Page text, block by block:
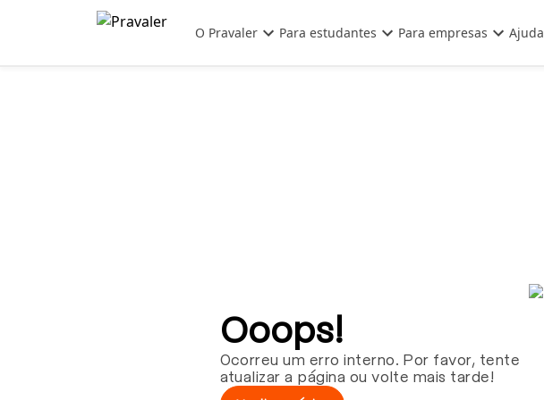
Pular para o conteúdo principal
O Pravaler Para estudantes Para empresas Ajuda
Ooops!
Ocorreu um erro interno. Por favor, tente
atualizar a página ou volte mais tarde!